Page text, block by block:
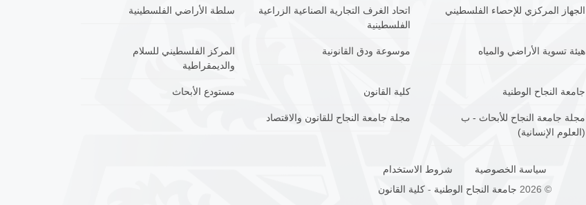
الجهاز المركزي للإحصاء الفلسطيني
اتحاد الغرف التجارية الصناعية الزراعية
الفلسطينية
سلطة الأراضي الفلسطينية
هيئة تسوية الأراضي والمياه موسوعة ودق القانونية
المركز الفلسطيني للسلام
والديمقراطية
جامعة النجاح الوطنية كلية القانون مستودع الأبحاث
مجلة جامعة النجاح للأبحاث - ب
(العلوم الإنسانية)
مجلة جامعة النجاح للقانون والاقتصاد
سياسة الخصوصية
شروط الاستخدام
© 2026
جامعة النجاح الوطنية -كلية القانون